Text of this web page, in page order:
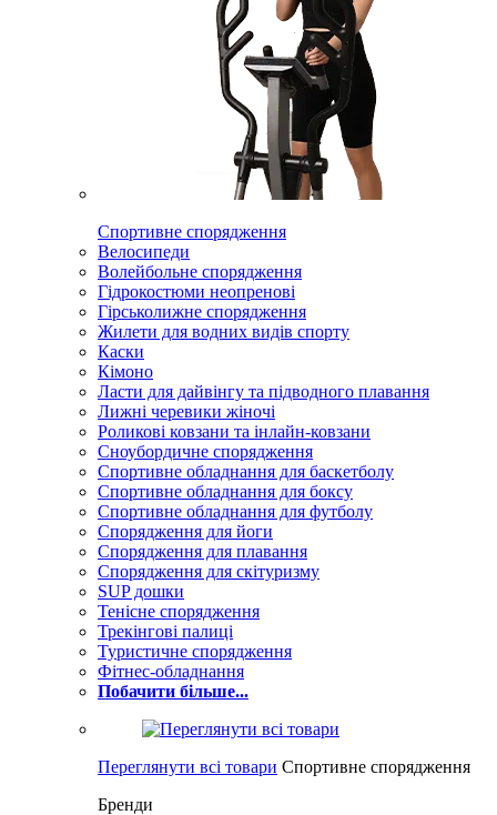
Спортивне спорядження
Велосипеди
Волейбольне спорядження
Гідрокостюми неопренові
Гірськолижне спорядження
Жилети для водних видів спорту
Каски
Кімоно
Ласти для дайвінгу та підводного плавання
Лижні черевики жіночі
Роликові ковзани та інлайн-ковзани
Сноубордичне спорядження
Спортивне обладнання для баскетболу
Спортивне обладнання для боксу
Спортивне обладнання для футболу
Спорядження для йоги
Спорядження для плавання
Спорядження для скітуризму
SUP дошки
Тенісне спорядження
Трекінгові палиці
Туристичне спорядження
Фітнес-обладнання
Побачити більше...
Переглянути всі товари Спортивне спорядження
Бренди